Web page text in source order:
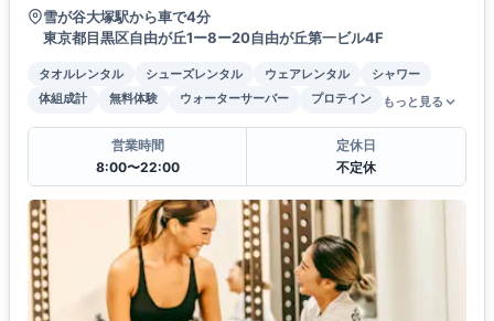
雪が谷大塚駅から車で4分
東京都目黒区自由が丘1ー8ー20自由が丘第一ビル4F
タオルレンタル シューズレンタル ウェアレンタル
シャワー
体組成計
無料体験 ウォーターサーバー プロテイン もっと見る
営業時間
8:00〜22:00
定休日
不定休